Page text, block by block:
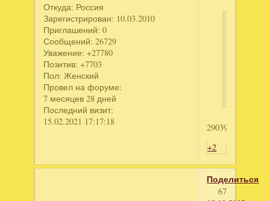
Откуда: Россия
Зарегистрирован: 10.03.2010
Приглашений: 0
Сообщений: 26729
Уважение: +27780
Позитив: +7703
Пол: Женский
Провел на форуме:
7 месяцев 28 дней
Последний визит:
15.02.2021 17:17:18
2903999773
+2
Поделиться
67